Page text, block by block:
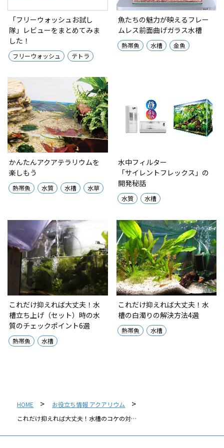
「フリーウォッシュお試し
隊」レビューをまとめてみま
した！
フリーウォッシュ テトラ
魚たちの魅力が映えるフレー
ムレス前面曲げガラス水槽
熱帯魚 水槽 金魚
かんたんアクアテラリウムを
楽しもう
熱帯魚 水質 水槽 水草
水中フィルター
「サイレントフレックス」の
開発秘話
水質 水槽
これだけ抑えれば大丈夫！水
槽立ち上げ（セット）時の水
質のチェックポイント6選
熱帯魚 水槽
これだけ抑えれば大丈夫！水
槽の白濁りの解決方法4選
熱帯魚 水槽
HOME
お役立ち情報 アクアリウム
これだけ抑えれば大丈夫！水槽のコケの対…